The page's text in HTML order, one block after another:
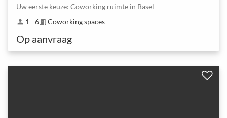
Uw eerste keuze: Coworking ruimte in Basel
person 1 - 6meeting_room Coworking spaces
Op aanvraag